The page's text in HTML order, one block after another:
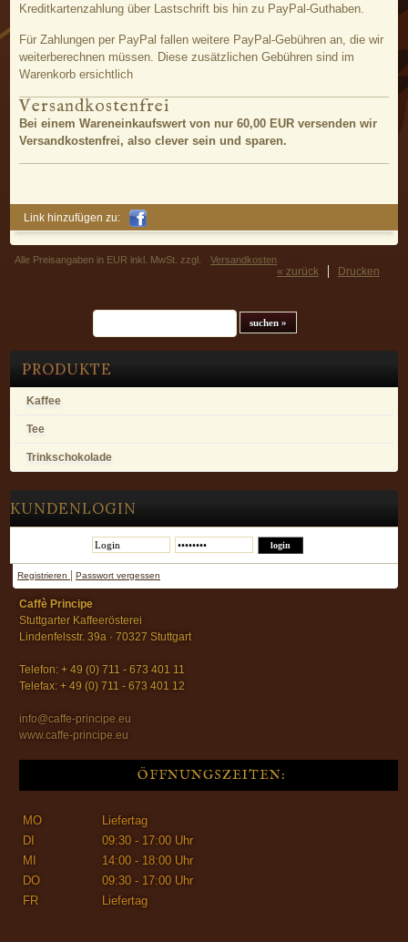
PRODUKTE
Kaffee
Tee
Trinkschokolade
KUNDENLOGIN
Registrieren | Passwort vergessen
Caffè Principe
Stuttgarter Kaffeerösterei
Lindenfelsstr. 39a · 70327 Stuttgart
Telefon: + 49 (0) 711 - 673 401 11
Telefax: + 49 (0) 711 - 673 401 12
info@caffe-principe.eu
www.caffe-principe.eu
ÖFFNUNGSZEITEN:
MO
Liefertag
DI
09:30 - 17:00 Uhr
MI
14:00 - 18:00 Uhr
DO
09:30 - 17:00 Uhr
FR
Liefertag
Kreditkartenzahlung über Lastschrift bis hin zu PayPal-Guthaben.
Für Zahlungen per PayPal fallen weitere PayPal-Gebühren an, die wir
weiterberechnen müssen. Diese zusätzlichen Gebühren sind im
Warenkorb ersichtlich
Versandkostenfrei
Bei einem Wareneinkaufswert von nur 60,00 EUR versenden wir
Versandkostenfrei, also clever sein und sparen.
Link hinzufügen zu:
Alle Preisangaben in EUR inkl. MwSt. zzgl. Versandkosten
Drucken
« zurück